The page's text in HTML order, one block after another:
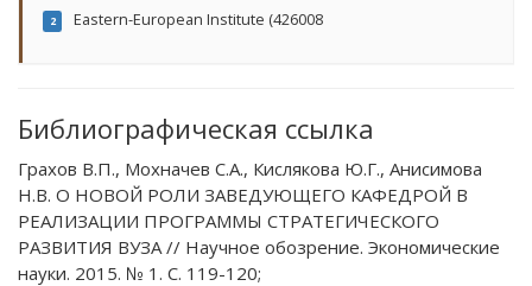
2 Eastern-European Institute (426008
Библиографическая ссылка
Грахов В.П., Мохначев С.А., Кислякова Ю.Г., Анисимова
Н.В. О НОВОЙ РОЛИ ЗАВЕДУЮЩЕГО КАФЕДРОЙ В
РЕАЛИЗАЦИИ ПРОГРАММЫ СТРАТЕГИЧЕСКОГО
РАЗВИТИЯ ВУЗА // Научное обозрение. Экономические
науки. 2015. № 1. С. 119-120;